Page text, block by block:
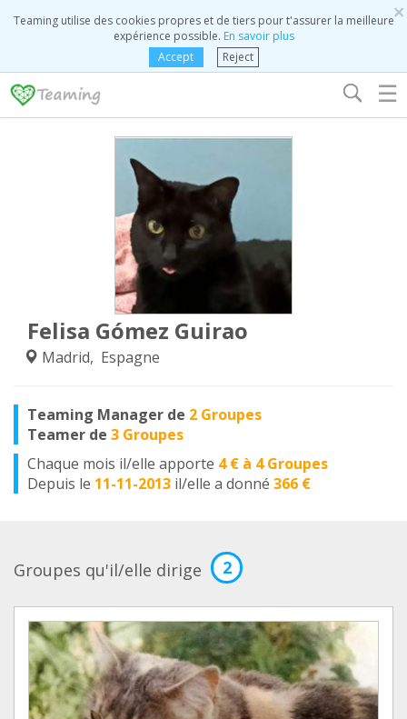
×
Teaming utilise des cookies propres et de tiers pour t'assurer la meilleure
expérience possible. En savoir plus
Accept
Reject
☰
Felisa Gómez Guirao
Madrid, Espagne
Teaming Manager de 2 Groupes
Teamer de 3 Groupes
Chaque mois il/elle apporte 4 € à 4 Groupes
Depuis le 11-11-2013 il/elle a donné 366 €
Groupes qu'il/elle dirige 2